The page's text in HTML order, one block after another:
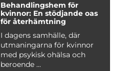
Behandlingshem för
kvinnor: En stödjande oas
för återhämtning
I dagens samhälle, där
utmaningarna för kvinnor
med psykisk ohälsa och
beroende ...